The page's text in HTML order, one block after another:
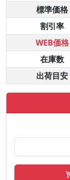
標準価格
割引率
WEB価格
在庫数
出荷目安